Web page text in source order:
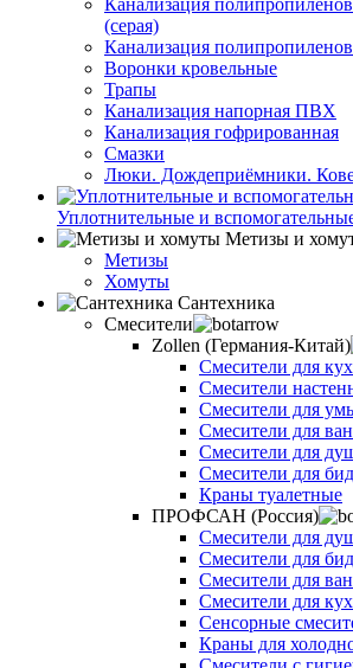
(серая)
Канализация
Воронки кровельные
Трапы
Канализация напорная ПВХ
Канализация гофрированная
Смазки
Люки. Дождеприёмники.
Уплотнительные и
Метизы и
Метизы
Хомуты
Сантехника
Смесители
Zollen (Германия-Китай)
Смесители для
Смесители
Смесители для
Смесители для
Смесители для
Смесители для
Краны туалетные
ПРОФСАН (Россия)
Смесители для
Смесители для
Смесители для
Смесители для
Сенсорные
Краны для